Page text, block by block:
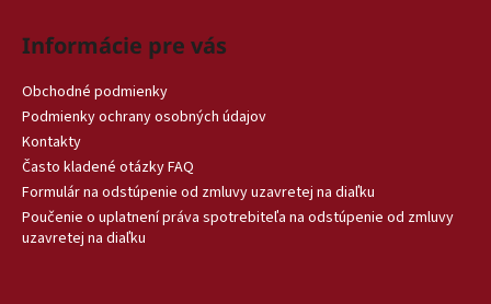
Informácie pre vás
Obchodné podmienky
Podmienky ochrany osobných údajov
Kontakty
Často kladené otázky FAQ
Formulár na odstúpenie od zmluvy uzavretej na diaľku
Poučenie o uplatnení práva spotrebiteľa na odstúpenie od zmluvy
uzavretej na diaľku